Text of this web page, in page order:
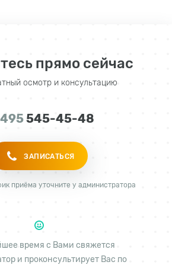
прямо сейчас
осмотр и консультацию
ЗАПИСАТЬСЯ
545-45-48
приёма уточните у администратора
время с Вами свяжется
и проконсультирует Вас по